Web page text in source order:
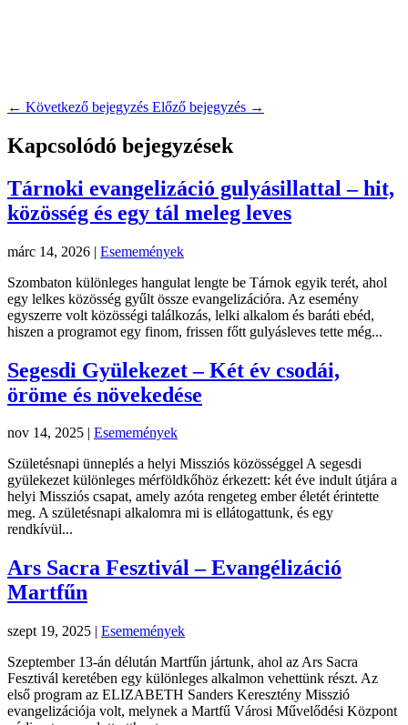
← Következő bejegyzés Előző bejegyzés →
Kapcsolódó bejegyzések
Tárnoki evangelizáció gulyásillattal – hit,
közösség és egy tál meleg leves
márc 14, 2026 | Esememények
Szombaton különleges hangulat lengte be Tárnok egyik terét, ahol
egy lelkes közösség gyűlt össze evangelizációra. Az esemény
egyszerre volt közösségi találkozás, lelki alkalom és baráti ebéd,
hiszen a programot egy finom, frissen főtt gulyásleves tette még...
Segesdi Gyülekezet – Két év csodái,
öröme és növekedése
nov 14, 2025 | Esememények
Születésnapi ünneplés a helyi Missziós közösséggel A segesdi
gyülekezet különleges mérföldkőhöz érkezett: két éve indult útjára a
helyi Missziós csapat, amely azóta rengeteg ember életét érintette
meg. A születésnapi alkalomra mi is ellátogattunk, és egy
rendkívül...
Ars Sacra Fesztivál – Evangélizáció
Martfűn
szept 19, 2025 | Esememények
Szeptember 13-án délután Martfűn jártunk, ahol az Ars Sacra
Fesztivál keretében egy különleges alkalmon vehettünk részt. Az
első program az ELIZABETH Sanders Keresztény Misszió
evangelizációja volt, melynek a Martfű Városi Művelődési Központ